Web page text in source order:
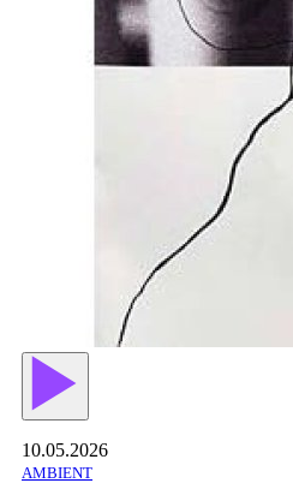
10.05.2026
AMBIENT